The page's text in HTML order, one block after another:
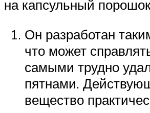
на капсульный
Он разработан
что может
самыми трудно
пятнами.
вещество